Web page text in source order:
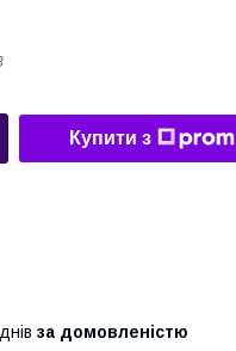
Купити з
за домовленістю